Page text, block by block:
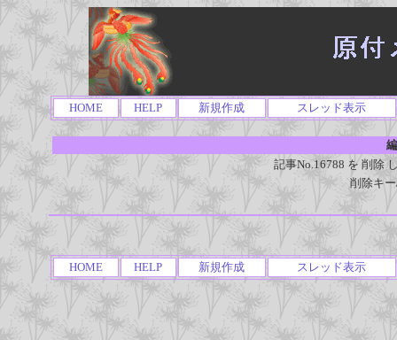
HOME HELP 新規作成 スレッド表示
記事No.16788 を 削除
削除キ
HOME HELP 新規作成 スレッド表示